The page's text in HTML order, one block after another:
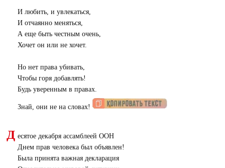
И любить, и увлекаться,
И отчаянно меняться,
А еще быть честным очень,
Хочет он или не хочет.
Но нет права убивать,
Чтобы горя добавлять!
Будь уверенным в правах.
Знай, они не на словах!
Д есятое декабря ассамблеей ООН
Днем прав человека был объявлен!
Была принята важная декларация